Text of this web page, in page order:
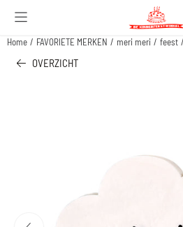
Cookievoorkeuren zijn beschikbaar. Kies
Home / FAVORIETE MERKEN / meri meri / feest /
OVERZICHT